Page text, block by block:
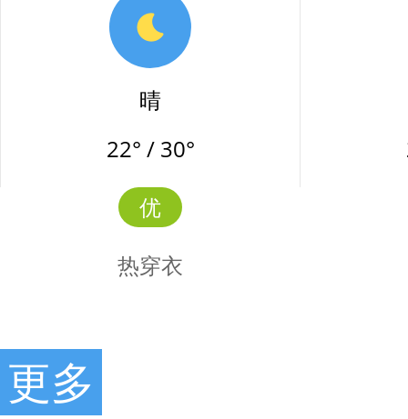
晴
22° / 30°
优
热穿衣
更多